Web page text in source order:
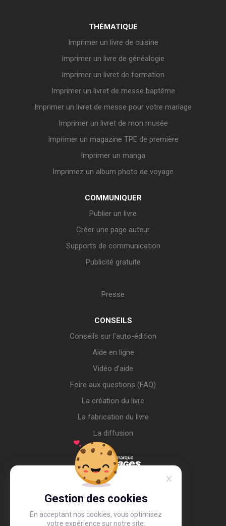
Gestion des cookies
En acceptant nos cookies, vous optimisez
votre expérience sur notre site.
THÉMATIQUE
Imprimer un livre de cuisine
Imprimer un livre de généalogie
Imprimer un livret de formation
Imprimer un livret de messe baptême
Imprimer un livret de messe pour votre mariage
Imprimer un livret de mon musée
Imprimer un magazine TPE de première
Imprimer un manga
Imprimez un album photo de voyage
COMMUNIQUER
Publier un livre
Créer une page auteur
Supports de communication
Publicité gratuite
Presse
CONSEILS
Conseils sur l’auto-édition
Aide en ligne
Vidéo d’aide
Foire aux questions (FAQ)
La création du livre
La fabrication du livre
La diffusion